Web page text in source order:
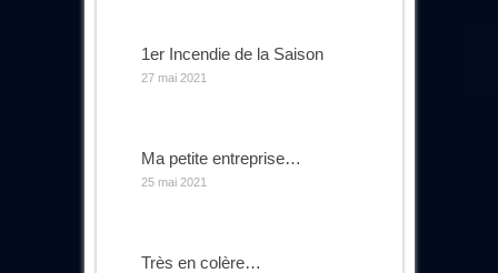
1er Incendie de la Saison
27 mai 2021
Ma petite entreprise…
25 mai 2021
Très en colère…